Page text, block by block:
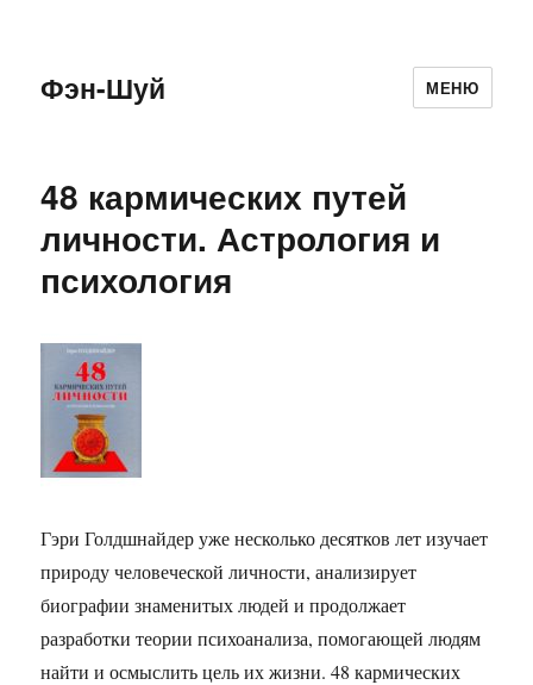
Фэн-Шуй МЕНЮ
48 кармических путей
личности. Астрология и
психология
Гэри Голдшнайдер уже несколько десятков лет изучает
природу человеческой личности, анализирует
биографии знаменитых людей и продолжает
разработки теории психоанализа, помогающей людям
найти и осмыслить цель их жизни. 48 кармических